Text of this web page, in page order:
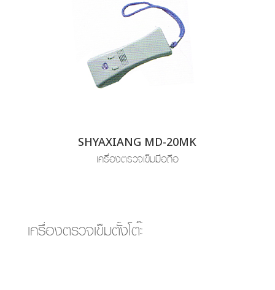
SHYAXIANG MD-20MK
เครื่องตรวจเข็มมือถือ
เครื่องตรวจเข็มตั้งโต๊ะ